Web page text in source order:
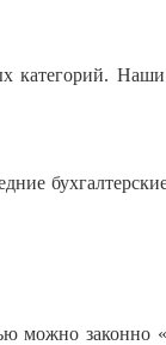
категорий.
можно